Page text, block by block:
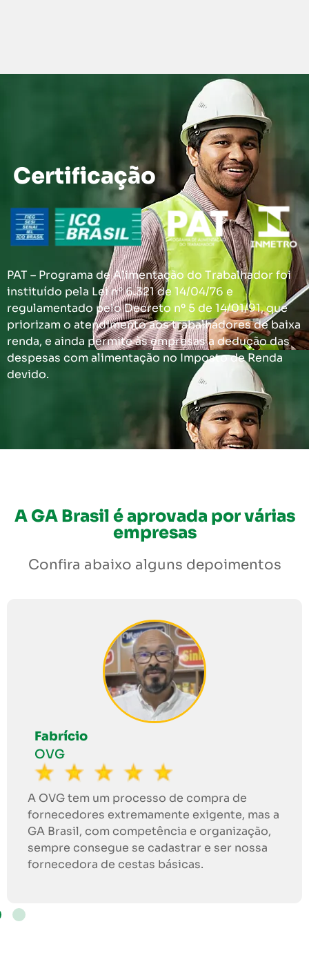
Certificação
PAT – Programa de Alimentação do Trabalhador foi
instituído pela Lei nº 6.321 de 14/04/76 e
regulamentado pelo Decreto nº 5 de 14/01/91, que
priorizam o atendimento aos trabalhadores de baixa
renda, e ainda permite às empresas a dedução das
despesas com alimentação no Imposto de Renda
devido.
A GA Brasil é aprovada por várias
empresas
Confira abaixo alguns depoimentos
Tardelli
Uma empresa muito sólida, muito
responsável, preza muito pela
de coração aberto sem dúvida nenhuma
posso recomendar a GA Brasil para todo
mundo.